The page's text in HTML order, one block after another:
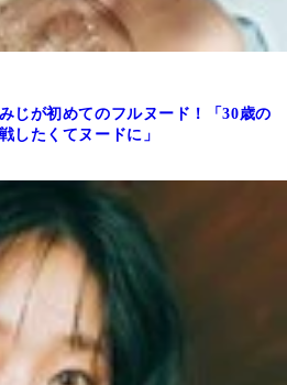
じが初めてのフルヌード！「30歳の
したくてヌードに」